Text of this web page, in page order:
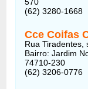
(62) 3280-1668
Cce Coifas
Rua Tiradentes,
Bairro: Jardim
74710-230
(62) 3206-0776